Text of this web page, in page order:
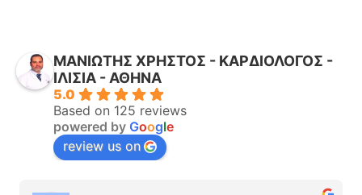
ΜΑΝΙΩΤΗΣ ΧΡΗΣΤΟΣ - ΚΑΡΔΙΟΛΟΓΟΣ -
ΙΛΙΣΙΑ - ΑΘΗΝΑ
5.0
Based on 125 reviews
powered by Google
review us on